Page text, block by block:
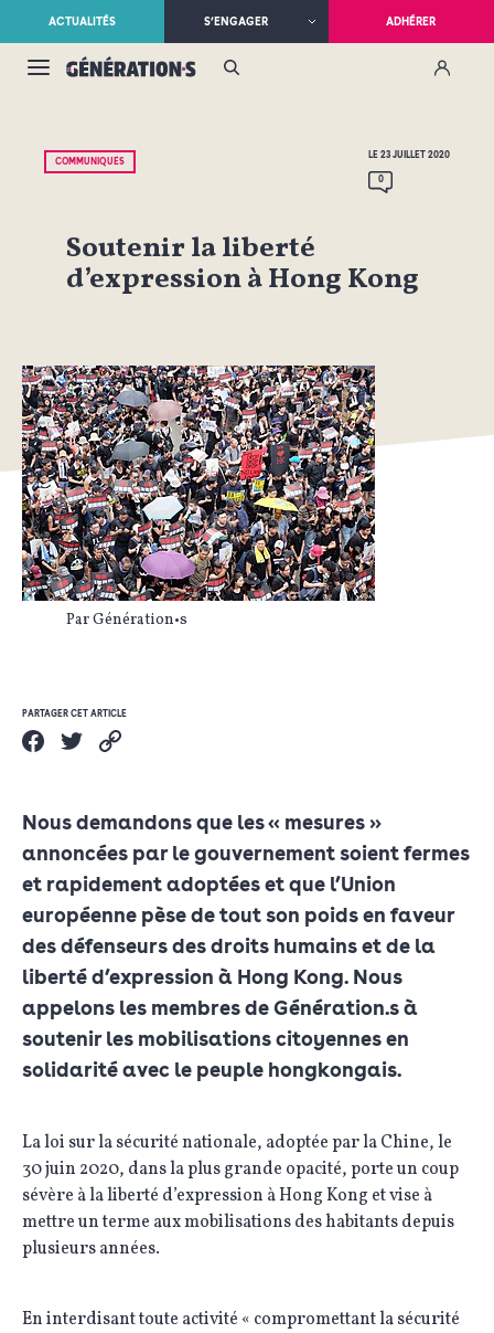
ACTUALITÉS S’ENGAGER ADHÉRER
COMMUNIQUÉS
LE 23 JUILLET 2020
0
Soutenir la liberté
d’expression à Hong Kong
Par Génération•s
PARTAGER CET ARTICLE
Nous demandons que les « mesures »
annoncées par le gouvernement soient fermes
et rapidement adoptées et que l’Union
européenne pèse de tout son poids en faveur
des défenseurs des droits humains et de la
liberté d’expression à Hong Kong. Nous
appelons les membres de Génération.s à
soutenir les mobilisations citoyennes en
solidarité avec le peuple hongkongais.
La loi sur la sécurité nationale, adoptée par la Chine, le
30 juin 2020, dans la plus grande opacité, porte un coup
sévère à la liberté d’expression à Hong Kong et vise à
mettre un terme aux mobilisations des habitants depuis
plusieurs années.
En interdisant toute activité « compromettant la sécurité